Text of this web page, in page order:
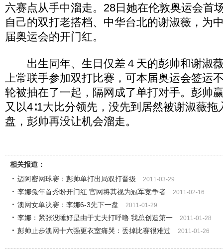
六赛点从手中溜走。28日她在伦敦奥运会首
自己的双打老搭档、中华台北的谢淑薇，为
届奥运会的开门红。
出生同年、生日仅差４天的彭帅和谢淑
上常联手参加双打比赛，可本届奥运会签运
轮被抽在了一起，隔网成了单打对手。彭帅
又以4∶1大比分领先，没先到居然被谢淑薇
盘，彭帅再没让机会溜走。
相关报道：
迈阿密网球赛：彭帅单打出局双打晋级
2011-03-29
李娜兔年首秀盼开门红 官网将其视为冠军竞争者 2011-02-16
澳网女单决赛：李娜6-3先下一盘 2011-01-29
李娜：紧张没睡好是由于丈夫打呼噜 我总创造第一 2011-01-28
彭帅止步澳网十六强更衣室痛哭：丢掉比赛很难过 2011-01-26